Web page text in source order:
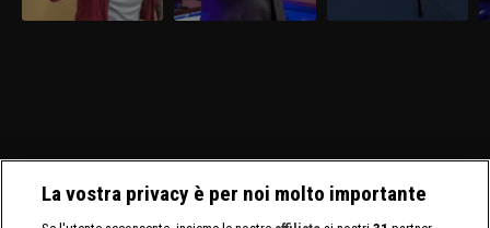
La vostra privacy è per noi molto importante